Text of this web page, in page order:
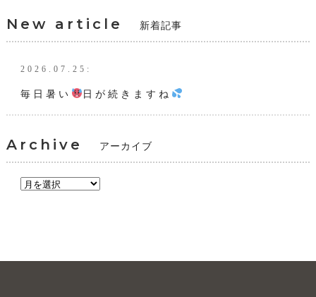
New article 新着記事
2026.07.25:
毎日暑い 日が続きますね
Archive アーカイブ